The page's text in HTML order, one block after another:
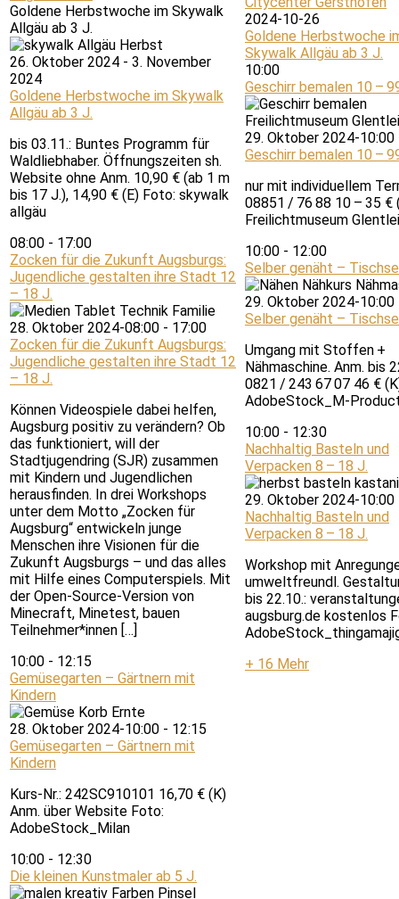
Goldene Herbstwoche im Skywalk
Allgäu ab 3 J.
26. Oktober 2024 - 3. November
2024
Goldene Herbstwoche im Skywalk
Allgäu ab 3 J.
bis 03.11.: Buntes Programm für
Waldliebhaber. Öffnungszeiten sh.
Website ohne Anm. 10,90 € (ab 1 m
bis 17 J.), 14,90 € (E) Foto: skywalk
allgäu
08:00 - 17:00
Zocken für die Zukunft Augsburgs:
Jugendliche gestalten ihre Stadt 12
– 18 J.
28. Oktober 2024-08:00 - 17:00
Zocken für die Zukunft Augsburgs:
Jugendliche gestalten ihre Stadt 12
– 18 J.
Können Videospiele dabei helfen,
Augsburg positiv zu verändern? Ob
das funktioniert, will der
Stadtjugendring (SJR) zusammen
mit Kindern und Jugendlichen
herausfinden. In drei Workshops
unter dem Motto „Zocken für
Augsburg“ entwickeln junge
Menschen ihre Visionen für die
Zukunft Augsburgs – und das alles
mit Hilfe eines Computerspiels. Mit
der Open-Source-Version von
Minecraft, Minetest, bauen
Teilnehmer*innen […]
10:00 - 12:15
Gemüsegarten – Gärtnern mit
Kindern
28. Oktober 2024-10:00 - 12:15
Gemüsegarten – Gärtnern mit
Kindern
Kurs-Nr.: 242SC910101 16,70 € (K)
Anm. über Website Foto:
AdobeStock_Milan
10:00 - 12:30
Die kleinen Kunstmaler ab 5 J.
2024-10-26
Goldene Herbstwoche
Skywalk Allgäu ab 3 J.
10:00
Geschirr bemalen 10 –
29. Oktober 2024-10:00
Geschirr bemalen 10 –
nur mit individuellem
08851 / 76 88 10 – 35 €
Freilichtmuseum
10:00 - 12:00
Selber genäht –
29. Oktober 2024-10:00
Selber genäht –
Umgang mit Stoffen +
Nähmaschine. Anm. bis
0821 / 243 67 07 46 €
AdobeStock_M-
10:00 - 12:30
Nachhaltig Basteln und
Verpacken 8 – 18 J.
29. Oktober 2024-10:00
Nachhaltig Basteln und
Verpacken 8 – 18 J.
Workshop mit
umweltfreundl.
bis 22.10.:
augsburg.de kostenlos
+ 16 Mehr